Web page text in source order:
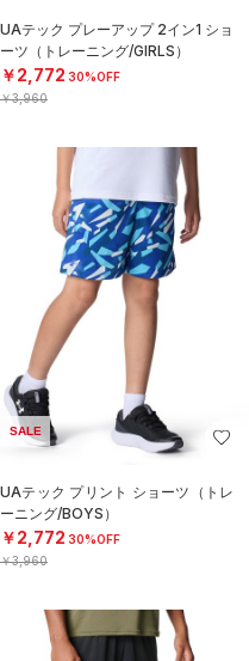
UAテック プレーアップ 2イン1 ショ
ーツ（トレーニング/GIRLS）
￥2,772 30%OFF
￥3,960
SALE
UAテック プリント ショーツ（トレ
ーニング/BOYS）
￥2,772 30%OFF
￥3,960